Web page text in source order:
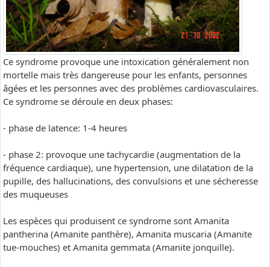
Ce syndrome provoque une intoxication généralement non
mortelle mais très dangereuse pour les enfants, personnes
âgées et les personnes avec des problèmes cardiovasculaires.
Ce syndrome se déroule en deux phases:
- phase de latence: 1-4 heures
- phase 2: provoque une tachycardie (augmentation de la
fréquence cardiaque), une hypertension, une dilatation de la
pupille, des hallucinations, des convulsions et une sécheresse
des muqueuses
Les espèces qui produisent ce syndrome sont Amanita
pantherina (Amanite panthère), Amanita muscaria (Amanite
tue-mouches) et Amanita gemmata (Amanite jonquille).